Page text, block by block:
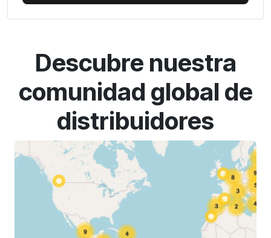
Descubre nuestra
comunidad global de
distribuidores